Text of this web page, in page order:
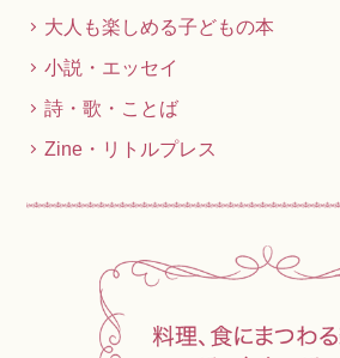
大人も楽しめる子どもの本
小説・エッセイ
詩・歌・ことば
Zine・リトルプレス